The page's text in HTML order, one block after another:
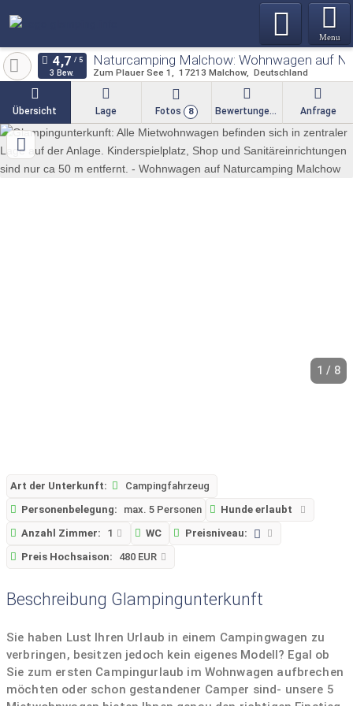
Menu
Naturcamping Malchow: Wohnwagen auf
Zum Plauer See 1 17213 Malchow Deutschland
3 Bew.
Übersicht Lage Fotos 8 Bewertungen Anfrage
1 / 8
Art der Unterkunft:
Campingfahrzeug
Personenbelegung:
max. 5 Personen
Hunde erlaubt
Anzahl Zimmer:
1 WC
Preisniveau:
Preis Hochsaison:
480 EUR
Beschreibung Glampingunterkunft
Sie haben Lust Ihren Urlaub in einem Campingwagen zu
verbringen, besitzen jedoch kein eigenes Modell? Egal ob
Sie zum ersten Campingurlaub im Wohnwagen aufbrechen
möchten oder schon gestandener Camper sind- unsere 5